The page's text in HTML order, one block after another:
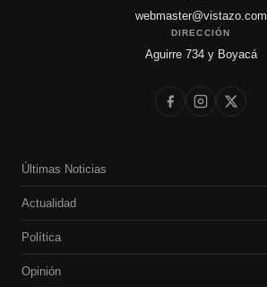
webmaster@vistazo.com
DIRECCIÓN
Aguirre 734 y Boyacá
Últimas Noticias
Actualidad
Política
Opinión